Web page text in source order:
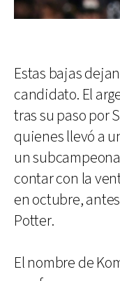
Estas bajas
candidato. El
tras su paso por
quienes llevó a
un
contar con la
en octubre,
Potter.
El nombre de